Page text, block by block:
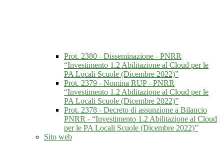
Prot. 2380 - Disseminazione - PNRR
“Investimento 1.2 Abilitazione al Cloud per le
PA Locali Scuole (Dicembre 2022)”
Prot. 2379 - Nomina RUP - PNRR
“Investimento 1.2 Abilitazione al Cloud per le
PA Locali Scuole (Dicembre 2022)”
Prot. 2378 - Decreto di assunzione a Bilancio
PNRR - “Investimento 1.2 Abilitazione al Cloud
per le PA Locali Scuole (Dicembre 2022)”
Sito web